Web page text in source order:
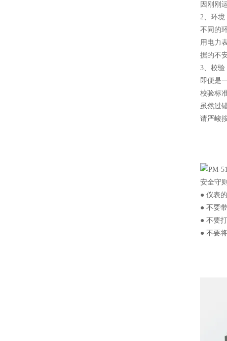
因刚刚
2、环境
不同的
用电力
据的不
3、校验
即便是
校验标
虽然过
请严峻
安全守
● 仪表
● 不要
● 不要
● 不要